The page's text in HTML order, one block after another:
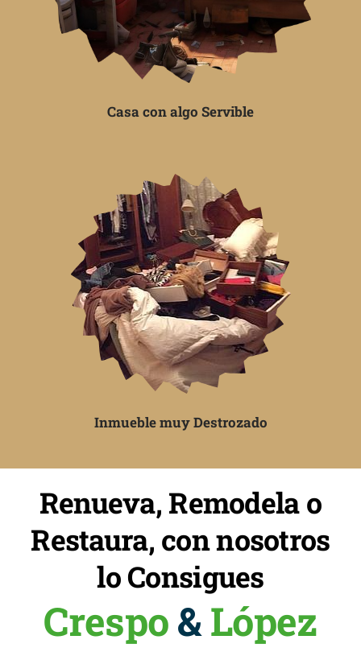
Casa con algo Servible
Inmueble muy Destrozado
Renueva, Remodela o
Restaura, con nosotros
lo Consigues
Crespo&López